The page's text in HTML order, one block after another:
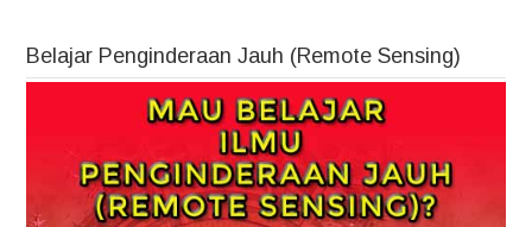
Belajar Penginderaan Jauh (Remote Sensing)